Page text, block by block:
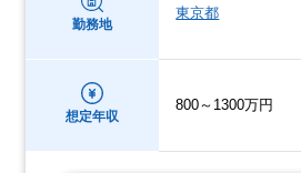
勤務地
東京都
想定年収
800～1300万円